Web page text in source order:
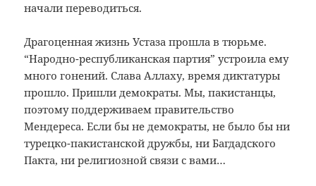
начали переводиться.
Драгоценная жизнь Устаза прошла в тюрьме.
“Народно-республиканская партия” устроила ему
много гонений. Слава Аллаху, время диктатуры
прошло. Пришли демократы. Мы, пакистанцы,
поэтому поддерживаем правительство
Мендереса. Если бы не демократы, не было бы ни
турецко-пакистанской дружбы, ни Багдадского
Пакта, ни религиозной связи с вами…